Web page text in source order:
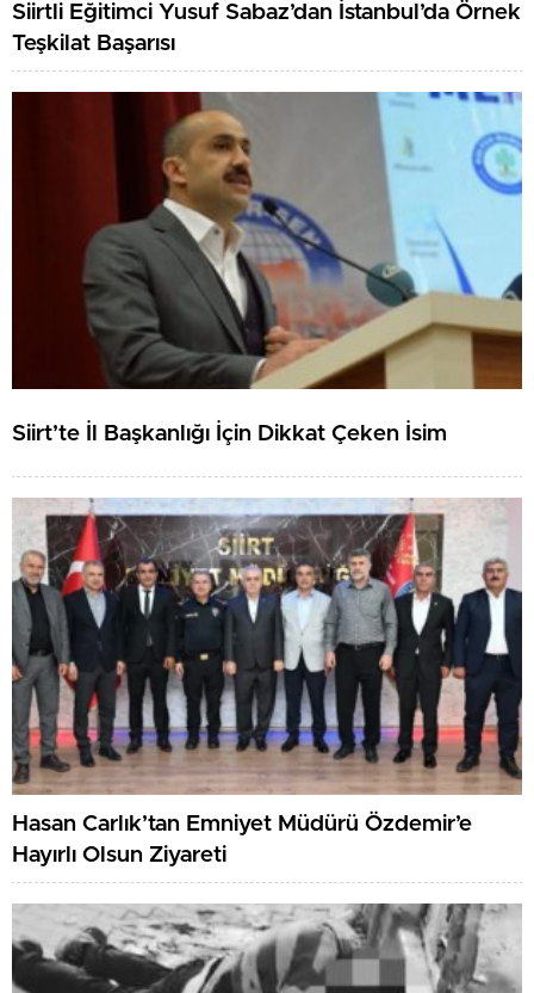
Siirtli Eğitimci Yusuf Sabaz’dan İstanbul’da Örnek
Teşkilat Başarısı
Siirt’te İl Başkanlığı İçin Dikkat Çeken İsim
Hasan Carlık’tan Emniyet Müdürü Özdemir’e
Hayırlı Olsun Ziyareti